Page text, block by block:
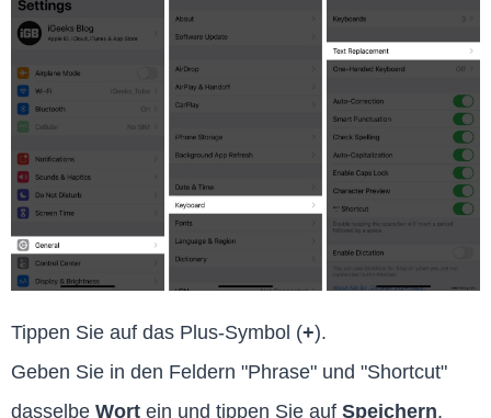
Tippen Sie auf das Plus-Symbol (+).
Geben Sie in den Feldern "Phrase" und "Shortcut"
dasselbe Wort ein und tippen Sie auf Speichern.